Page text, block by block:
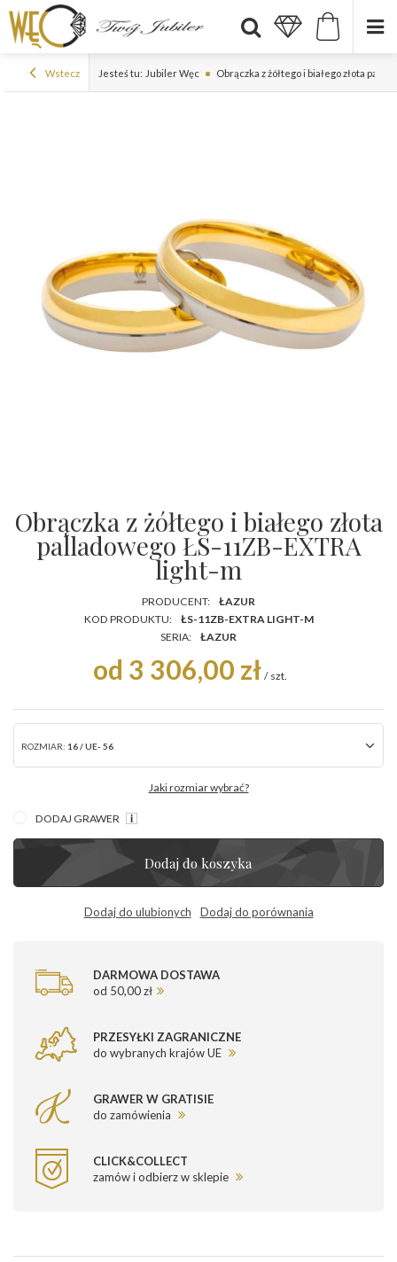
Wstecz Jesteś tu: Jubiler Węc Obrączka z żółtego i białego złota
Obrączka z żółtego i białego złota
palladowego ŁS-11ZB-EXTRA
light-m
PRODUCENT:
ŁAZUR
KOD PRODUKTU:
ŁS-11ZB-EXTRA LIGHT-M
SERIA:
ŁAZUR
od 3 306,00 zł / szt.
ROZMIAR: 16 / UE- 56
Jaki rozmiar wybrać?
DODAJ GRAWER
Dodaj do koszyka
Dodaj do ulubionych Dodaj do porównania
DARMOWA DOSTAWA
od 50,00 zł
PRZESYŁKI ZAGRANICZNE
do wybranych krajów UE
GRAWER W GRATISIE
do zamówienia
CLICK&COLLECT
zamów i odbierz w sklepie